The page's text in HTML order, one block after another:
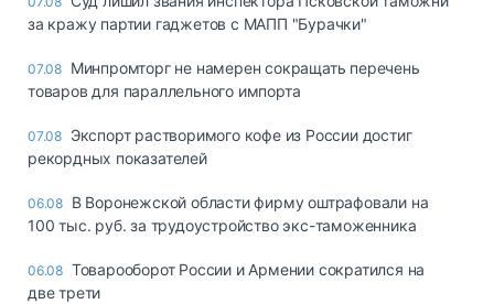
за кражу партии гаджетов с МАПП "Бурачки"
07.08 Минпромторг не намерен сокращать перечень
товаров для параллельного импорта
07.08 Экспорт растворимого кофе из России достиг
рекордных показателей
06.08 В Воронежской области фирму оштрафовали на
100 тыс. руб. за трудоустройство экс-таможенника
06.08 Товарооборот России и Армении сократился на
две трети